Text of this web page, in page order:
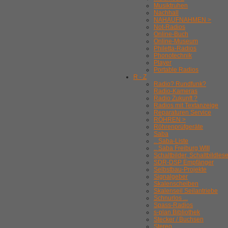
Musiktruhen
Nachhall
NAHAUFNAHMEN >
Not-Radios
Online-Buch
Online-Museum
Philetta-Radios
Phonotechnik
Player
Portable Radios
R - Z
Radio? Rundfunk?
Radio-Kameras
Radio Zukunft ?
Radios mit Textanzeige
Reparaturen Service
RÖHREN >
Röhrenprüfgeräte
Saba
.. Saba-Liste
.. Saba Freiburg WIII
Schaltbilder,
SDR-DSP Empfänger
Selbstbau-Projekte
Signalgeber
Skalenscheiben
Skalenseil Seilantriebe
Schnurlos ...
Spass-Radios
s-plan Bibliothek
Stecker / Buchsen
Stereo